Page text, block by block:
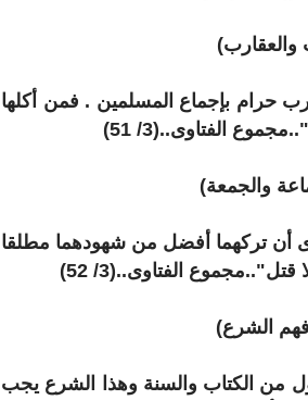
والعقارب)
حرام بإجماع المسلمين . فمن أكلها
الفتاوى..(3/ 51)
والجمعة)
أن تركهما أفضل من شهودهما مطلقا
الفتاوى..(3/ 52)
فهم الشرع)
من الكتاب والسنة وهذا الشرع يجب